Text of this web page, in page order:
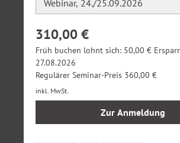
310,00 €
Früh buchen lohnt sich: 50,00 €
27.08.2026
Regulärer Seminar-Preis 360,00 €
inkl. MwSt.
Zur Anmeldung